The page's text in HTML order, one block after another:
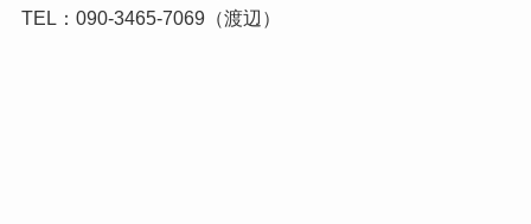
TEL：090-3465-7069（渡辺）